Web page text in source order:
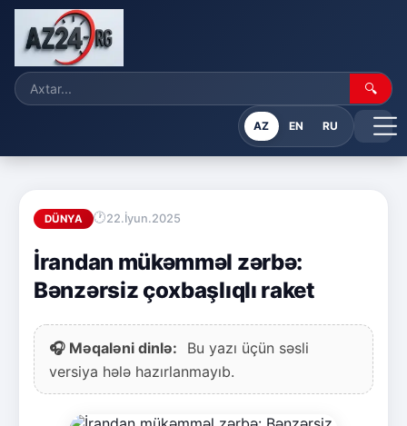
🔍
AZ EN RU
DÜNYA 22.İyun.2025
İrandan mükəmməl zərbə:
Bənzərsiz çoxbaşlıqlı raket
🎧 Məqaləni dinlə:
Bu yazı üçün səsli
versiya hələ hazırlanmayıb.